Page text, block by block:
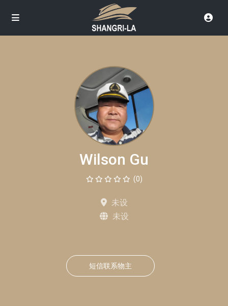
Wilson Gu
(0)
未设
未设
短信联系物主